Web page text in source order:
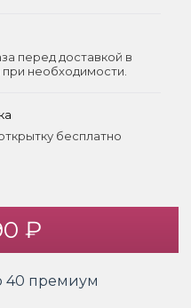
перед доставкой в
необходимости.
бесплатно
₽
40 премиум